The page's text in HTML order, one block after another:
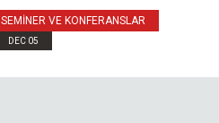
SEMINER VE KONFERANSLAR
DEC 05